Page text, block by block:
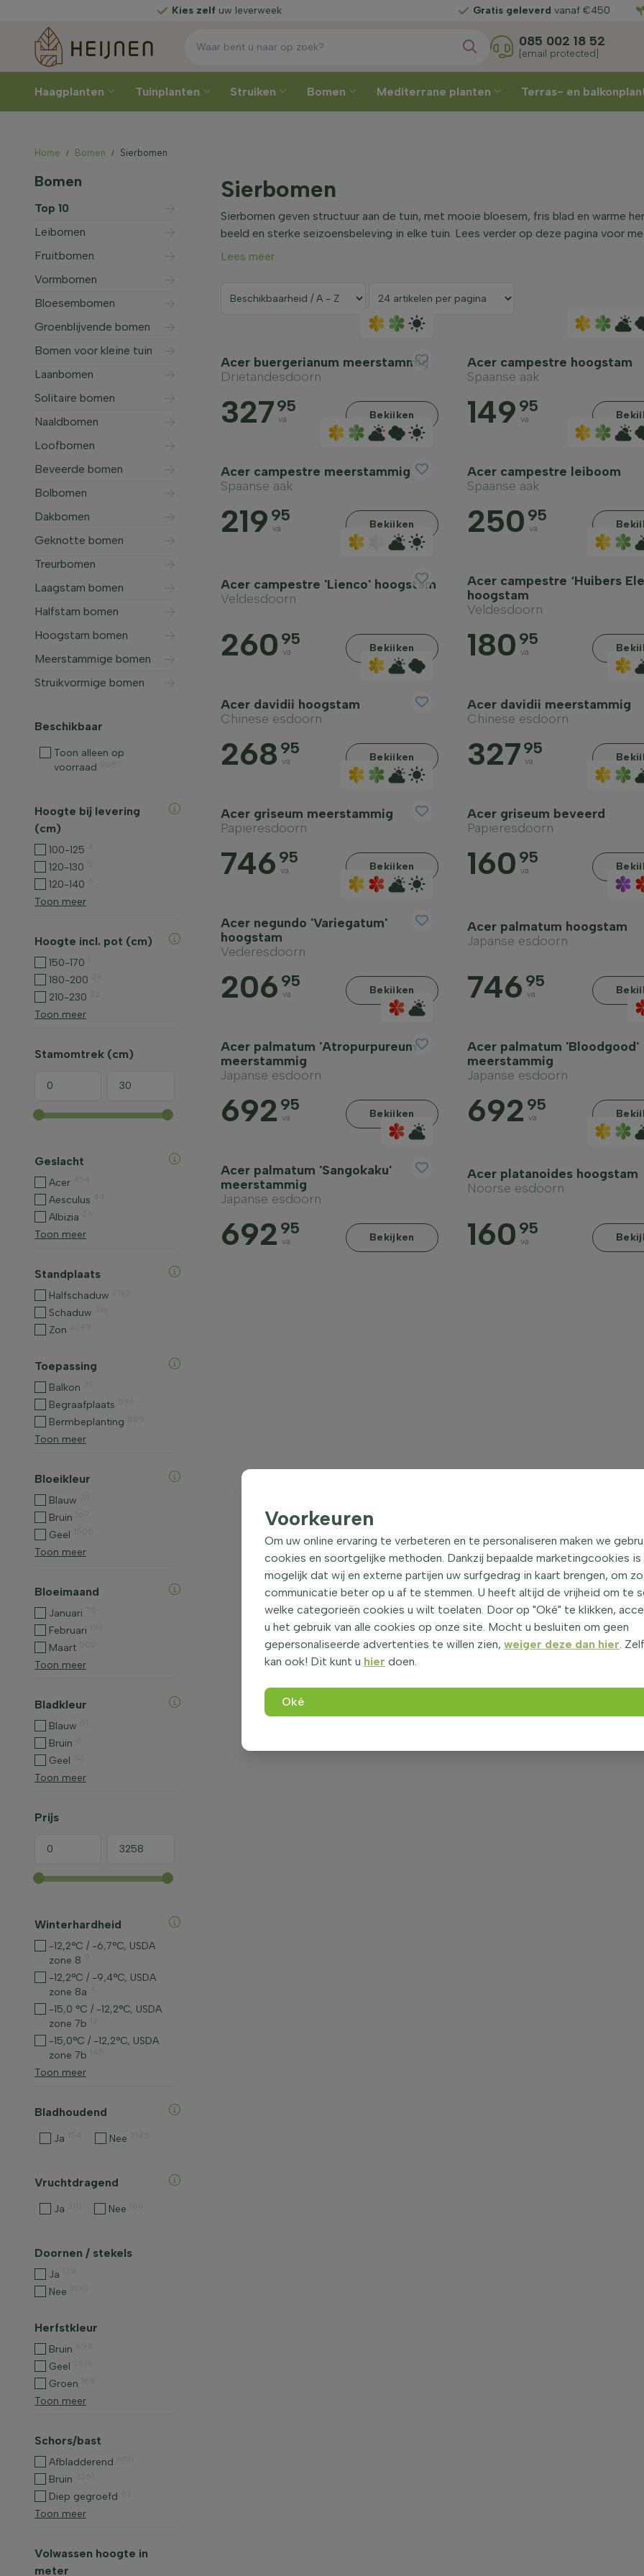
uw leverweek Gratis geleverdvanaf €450
085 002 18 52
[email protected]
Haagplanten Tuinplanten Struiken Bomen Mediterrane planten Terras- en
Home Bomen Sierbomen
Bomen
Top 10
Leibomen
Fruitbomen
Vormbomen
Bloesembomen
Groenblijvende bomen
Bomen voor kleine tuin
Laanbomen
Solitaire bomen
Naaldbomen
Loofbomen
Beveerde bomen
Bolbomen
Dakbomen
Geknotte bomen
Treurbomen
Laagstam bomen
Halfstam bomen
Hoogstam bomen
Meerstammige bomen
Struikvormige bomen
Beschikbaar
Toon alleen op
voorraad
Hoogte bij levering
(cm)
100-125
120-130
120-140
Toon meer
Hoogte incl. pot (cm)
150-170
180-200
210-230
Toon meer
Stamomtrek (cm)
Geslacht
Acer
Aesculus
Albizia
Toon meer
Standplaats
Halfschaduw
Schaduw
Zon
Toepassing
Balkon
Begraafplaats
Bermbeplanting
Toon meer
Bloeikleur
Blauw
Bruin
Geel
Toon meer
Bloeimaand
Januari
Februari
Maart
Toon meer
Bladkleur
Blauw
Bruin
Geel
Toon meer
Prijs
Winterhardheid
-12,2°C / -6,7°C, USDA
zone 8
-12,2°C / -9,4°C, USDA
zone 8a
-15,0 °C / -12,2°C, USDA
zone 7b
-15,0°C / -12,2°C, USDA
zone 7b
Toon meer
Bladhoudend
Ja Nee
Vruchtdragend
Ja Nee
Doornen / stekels
Ja
Nee
Herfstkleur
Bruin
Geel
Groen
Toon meer
Schors/bast
Afbladderend
Bruin
Diep gegroefd
Toon meer
Volwassen hoogte in
meter
Sierbomen
Sierbomen geven structuur aan de tuin, met mooie bloesem, fris blad en warme
beeld en sterke seizoensbeleving in elke tuin. Lees verder op deze pagina voor
Lees meer
Acer buergerianum meerstammig
Drietandesdoorn
32795
va Bekijken
Acer campestre hoogstam
Spaanse aak
149 95
va
Acer campestre meerstammig
Spaanse aak
219 95
va Bekijken
Acer campestre leiboom
Spaanse aak
250 95
va
Acer campestre 'Lienco' hoogstam
Veldesdoorn
260 95
va Bekijken
Acer campestre ‘Huibers
hoogstam
Veldesdoorn
180 95
va
Acer davidii hoogstam
Chinese esdoorn
268 95
va Bekijken
Acer davidii meerstammig
Chinese esdoorn
32795
va
Acer griseum meerstammig
Papieresdoorn
746 95
va Bekijken
Acer griseum beveerd
Papieresdoorn
160 95
va
Acer negundo 'Variegatum'
hoogstam
Vederesdoorn
206 95
va Bekijken
Acer palmatum hoogstam
Japanse esdoorn
746 95
va
Acer palmatum 'Atropurpureum'
meerstammig
Japanse esdoorn
692 95
va Bekijken
Acer palmatum 'Bloodgood'
meerstammig
Japanse esdoorn
692 95
va
Acer palmatum 'Sangokaku'
meerstammig
Japanse esdoorn
692 95
va Bekijken
Acer platanoides hoogstam
Noorse esdoorn
160 95
va
Voorkeuren
Om uw online ervaring te verbeteren en te personaliseren maken we
cookies en soortgelijke methoden. Dankzij bepaalde marketingcookies is
mogelijk dat wij en externe partijen uw surfgedrag in kaart brengen, om
communicatie beter op u af te stemmen. U heeft altijd de vrijheid om te
welke categorieën cookies u wilt toelaten. Door op "Oké" te klikken,
u het gebruik van alle cookies op onze site. Mocht u besluiten om geen
gepersonaliseerde advertenties te willen zien, weiger deze dan hier.
kan ook! Dit kunt u hier doen.
Oké